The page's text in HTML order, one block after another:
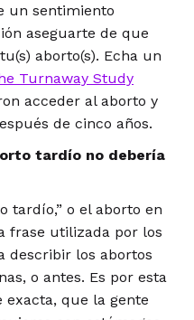
un sentimiento
aseguarte de que
aborto(s). Echa un
Turnaway Study
acceder al aborto y
de cinco años.
tardío no debería
tardío,” o el aborto en
frase utilizada por los
describir los abortos
o antes. Es por esta
exacta, que la gente